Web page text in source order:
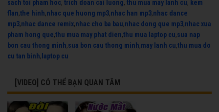
sach toi pham hoc, trich doan cai luong, thu mua may lanh cu, kem
flan,the hinh,nhac que huong mp3,nhac han mp3,nhac dance
mp3,nhac dance remix,nhac cho ba bau,nhac dong que mp3,nhac xua
pham hong que,thu mua may phat dien,thu mua laptop cu,sua nap
bon cau thong minh,sua bon cau thong minh,may lanh cu,thu mua do
cu tan binh, laptop cu
[VIDEO] CÓ THỂ BẠN QUAN TÂM